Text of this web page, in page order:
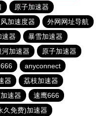
原子加速器
加速度器
外网网址导航
速器
暴雪加速器
河加速器
原子加速器
anyconnect
器
荔枝加速器
速器
速鹰666
久免费)加速器